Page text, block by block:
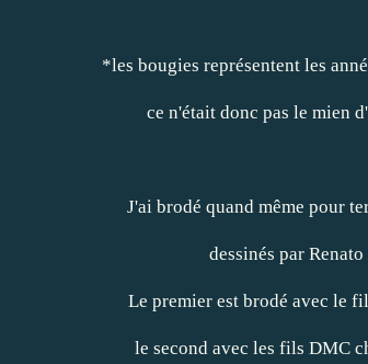
*les bougies représentent les
ce n'était donc pas le mien
J'ai brodé quand même pour
dessinés par
Le premier est brodé avec le
le second avec les fils DMC